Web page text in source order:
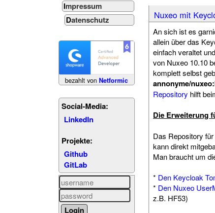
Impressum
Datenschutz
bezahlt vonNetformic
Social-Media:
LinkedIn
Projekte:
Github
GitLab
Nuxeo mit
An sich ist es
allein über das
einfach veraltet
von Nuxeo 10.10
komplett selbst
annonyme/
Repository hilft
Die Erweiterung
Das Repository
kann direkt
Man braucht um
* Den Keycloak
* Den Nuxeo
z.B. HF53)